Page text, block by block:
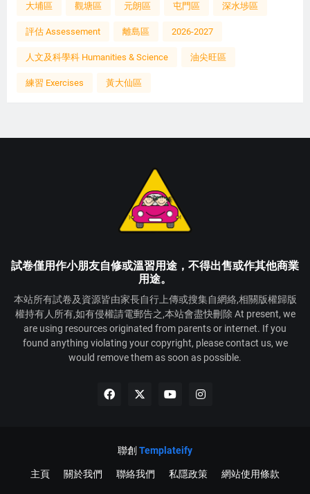
大埔區 觀塘區 元朗區 屯門區 深水埗區
評估 Assessement 離島區 2026-2027
人文及科學科 Humanities & Science 油尖旺區
練習 Exercises 黃大仙區
試卷僅用作小朋友自修或溫習用途，不得出售或作其他商業
用途。
本站所有試卷及資源皆由家長自行上傳或搜集自網絡,相關版權歸版
權持有人所有,如有侵權請電郵告之,本站會盡快刪除 At present, we
are using resources originated from parents or internet. If you
found anything violating your copyright, please contact us, we
would remove them as soon as possible.
聯創 Templateify
主頁 關於我們 聯絡我們 私隱政策 網站使用條款